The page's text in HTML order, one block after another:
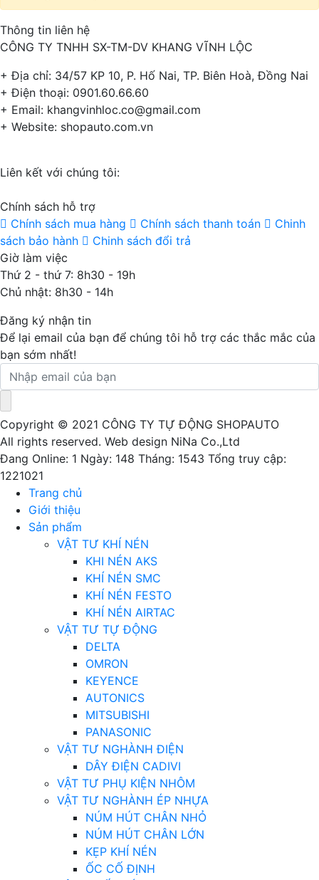
Thông tin liên hệ
CÔNG TY TNHH SX-TM-DV KHANG VĨNH LỘC
+ Địa chỉ: 34/57 KP 10, P. Hố Nai, TP. Biên Hoà, Đồng Nai
+ Điện thoại: 0901.60.66.60
+ Email: khangvinhloc.co@gmail.com
+ Website: shopauto.com.vn
Liên kết với chúng tôi:
Chính sách hỗ trợ
Chính sách mua hàng
Chính sách thanh toán
Chinh
sách bảo hành
Chinh sách đổi trả
Giờ làm việc
Thứ 2 - thứ 7: 8h30 - 19h
Chủ nhật: 8h30 - 14h
Đăng ký nhận tin
Để lại email của bạn để chúng tôi hỗ trợ các thắc mắc của
bạn sớm nhất!
Copyright © 2021 CÔNG TY TỰ ĐỘNG SHOPAUTO
All rights reserved. Web design NiNa Co.,Ltd
Đang Online: 1 Ngày: 148 Tháng: 1543 Tổng truy cập:
1221021
Trang chủ
Giới thiệu
Sản phẩm
VẬT TƯ KHÍ NÉN
KHI NÉN AKS
KHÍ NÉN SMC
KHÍ NÉN FESTO
KHÍ NÉN AIRTAC
VẬT TƯ TỰ ĐỘNG
DELTA
OMRON
KEYENCE
AUTONICS
MITSUBISHI
PANASONIC
VẬT TƯ NGHÀNH ĐIỆN
DÂY ĐIỆN CADIVI
VẬT TƯ PHỤ KIỆN NHÔM
VẬT TƯ NGHÀNH ÉP NHỰA
NÚM HÚT CHÂN NHỎ
NÚM HÚT CHÂN LỚN
KẸP KHÍ NÉN
ỐC CỐ ĐỊNH